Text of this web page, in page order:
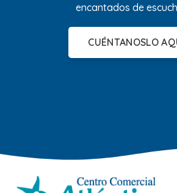
encantados de
CUÉNTANOSLO